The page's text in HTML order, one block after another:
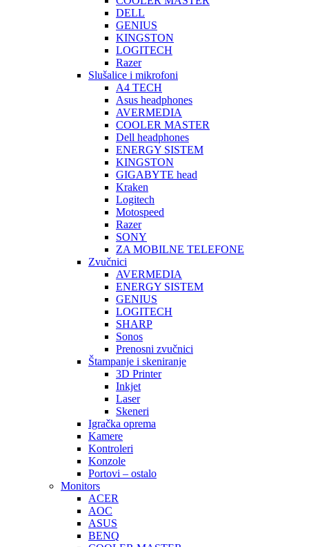
DELL
GENIUS
KINGSTON
LOGITECH
Razer
Slušalice i mikrofoni
A4 TECH
Asus headphones
AVERMEDIA
COOLER MASTER
Dell headphones
ENERGY SISTEM
KINGSTON
GIGABYTE head
Kraken
Logitech
Motospeed
Razer
SONY
ZA MOBILNE TELEFONE
Zvučnici
AVERMEDIA
ENERGY SISTEM
GENIUS
LOGITECH
SHARP
Sonos
Prenosni zvučnici
Štampanje i skeniranje
3D Printer
Inkjet
Laser
Skeneri
Igračka oprema
Kamere
Kontroleri
Konzole
Portovi – ostalo
Monitors
ACER
AOC
ASUS
BENQ